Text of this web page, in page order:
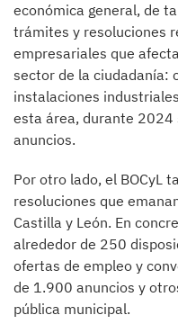
económica general, de
trámites y resoluciones
empresariales que
sector de la ciudadanía:
instalaciones
esta área, durante
anuncios.
Por otro lado, el BOCyL
resoluciones que
Castilla y León. En
alrededor de 250
ofertas de empleo y
de 1.900 anuncios y
pública municipal.